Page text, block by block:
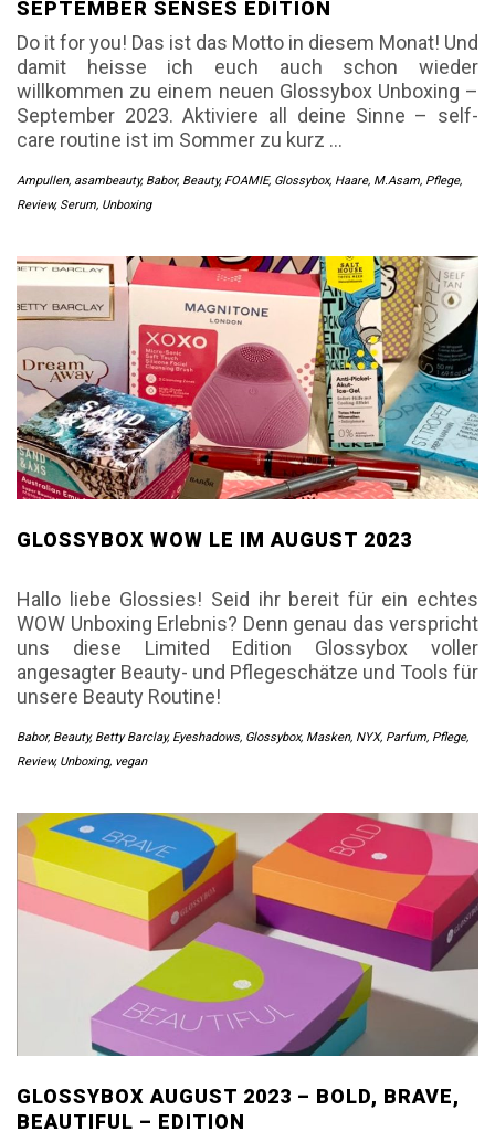
SEPTEMBER SENSES EDITION
Do it for you! Das ist das Motto in diesem Monat! Und
damit heisse ich euch auch schon wieder
willkommen zu einem neuen Glossybox Unboxing –
September 2023. Aktiviere all deine Sinne – self-
care routine ist im Sommer zu kurz …
Ampullen, asambeauty, Babor, Beauty, FOAMIE, Glossybox, Haare, M.Asam, Pflege,
Review, Serum, Unboxing
GLOSSYBOX WOW LE IM AUGUST 2023
Hallo liebe Glossies! Seid ihr bereit für ein echtes
WOW Unboxing Erlebnis? Denn genau das verspricht
uns diese Limited Edition Glossybox voller
angesagter Beauty- und Pflegeschätze und Tools für
unsere Beauty Routine!
Babor, Beauty, Betty Barclay, Eyeshadows, Glossybox, Masken, NYX, Parfum, Pflege,
Review, Unboxing, vegan
GLOSSYBOX AUGUST 2023 – BOLD, BRAVE,
BEAUTIFUL – EDITION